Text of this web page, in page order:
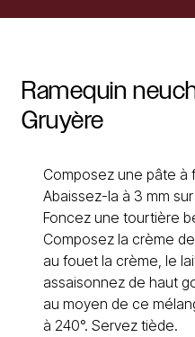
Ramequin
Gruyère
Composez une pâte à
Abaissez-la à 3 mm
Foncez une tourtière
Composez la crème
au fouet la crème, le
assaisonnez de haut
au moyen de ce
à 240°. Servez tiède.